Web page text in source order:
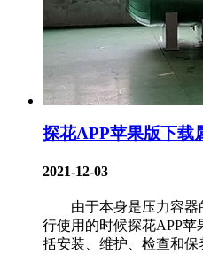
探花APP苹果版下载
2021-12-03
由于本身是压力容器
行使用的时候探花APP苹
括安装、维护、检查